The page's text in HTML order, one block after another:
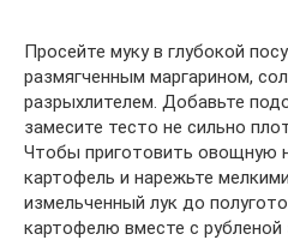
Просейте муку в глубокой
размягченным маргарином,
разрыхлителем. Добавьте
замесите тесто не сильно
Чтобы приготовить овощную
картофель и нарежьте
измельченный лук до
картофелю вместе с